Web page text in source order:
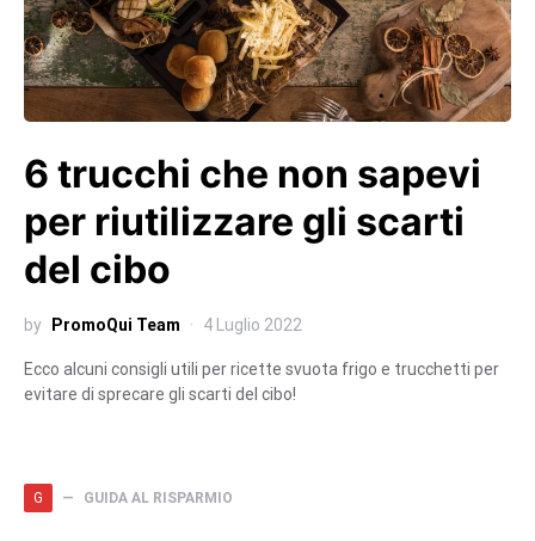
6 trucchi che non sapevi
per riutilizzare gli scarti
del cibo
by PromoQui Team 4 Luglio 2022
Ecco alcuni consigli utili per ricette svuota frigo e trucchetti per
evitare di sprecare gli scarti del cibo!
G GUIDA AL RISPARMIO